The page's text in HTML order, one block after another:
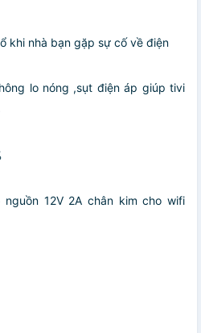
khi nhà bạn gặp sự cố về điện
lo nóng ,sụt điện áp giúp tivi
12V 2A chân kim cho wifi